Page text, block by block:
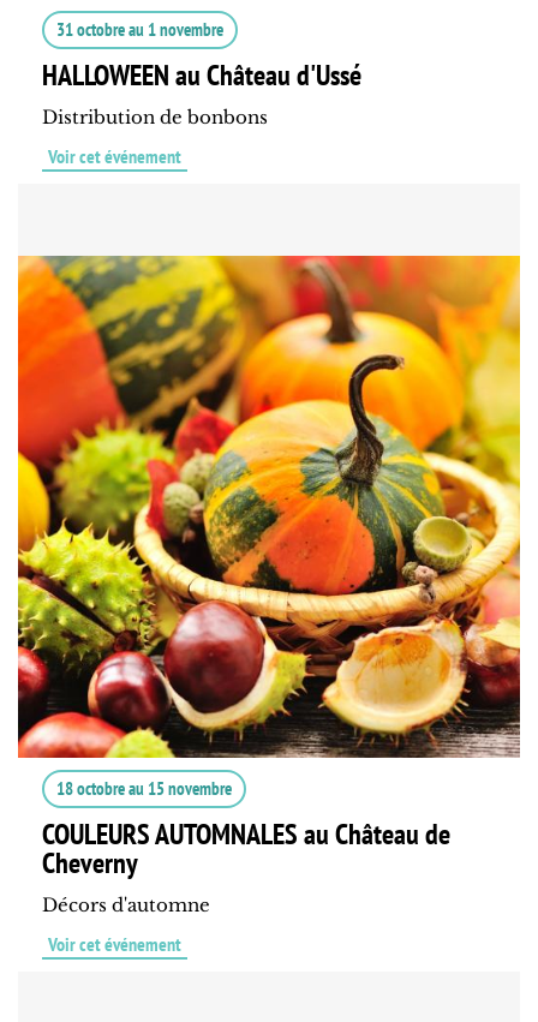
31 octobreau 1 novembre
HALLOWEEN au Château d'Ussé
Distribution de bonbons
Voir cet événement
18 octobreau 15 novembre
COULEURS AUTOMNALES au Château de
Cheverny
Décors d'automne
Voir cet événement